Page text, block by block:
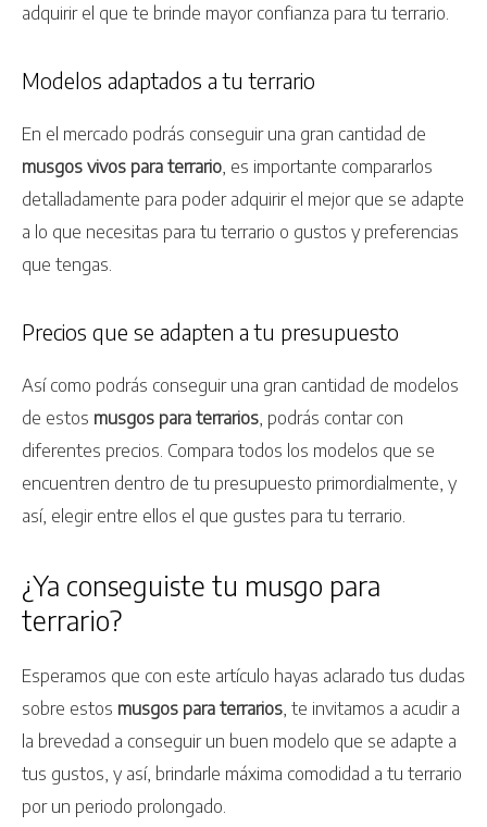
adquirir el que te brinde mayor confianza para tu terrario.
Modelos adaptados a tu terrario
En el mercado podrás conseguir una gran cantidad de
musgos vivos para terrario , es importante compararlos
detalladamente para poder adquirir el mejor que se adapte
a lo que necesitas para tu terrario o gustos y preferencias
que tengas.
Precios que se adapten a tu presupuesto
Así como podrás conseguir una gran cantidad de modelos
de estos musgos para terrarios , podrás contar con
diferentes precios. Compara todos los modelos que se
encuentren dentro de tu presupuesto primordialmente, y
así, elegir entre ellos el que gustes para tu terrario.
¿Ya conseguiste tu musgo para
terrario?
Esperamos que con este artículo hayas aclarado tus dudas
sobre estos musgos para terrarios , te invitamos a acudir a
la brevedad a conseguir un buen modelo que se adapte a
tus gustos, y así, brindarle máxima comodidad a tu terrario
por un periodo prolongado.